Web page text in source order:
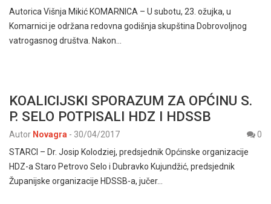
Autorica Višnja Mikić KOMARNICA – U subotu, 23. ožujka, u
Komarnici je održana redovna godišnja skupština Dobrovoljnog
vatrogasnog društva. Nakon…
KOALICIJSKI SPORAZUM ZA OPĆINU S.
P. SELO POTPISALI HDZ I HDSSB
Autor Novagra - 30/04/2017
0
STARCI – Dr. Josip Kolodziej, predsjednik Općinske organizacije
HDZ-a Staro Petrovo Selo i Dubravko Kujundžić, predsjednik
Županijske organizacije HDSSB-a, jučer…